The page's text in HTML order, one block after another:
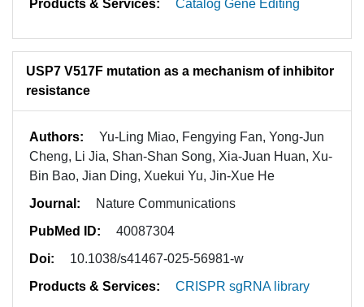
Products & Services:
Catalog Gene Editing
USP7 V517F mutation as a mechanism of inhibitor
resistance
Authors:
Yu-Ling Miao, Fengying Fan, Yong-Jun
Cheng, Li Jia, Shan-Shan Song, Xia-Juan Huan, Xu-
Bin Bao, Jian Ding, Xuekui Yu, Jin-Xue He
Journal:
Nature Communications
PubMed ID:
40087304
Doi:
10.1038/s41467-025-56981-w
Products & Services:
CRISPR sgRNA library